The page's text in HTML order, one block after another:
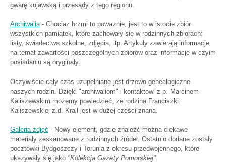
gwarę kujawską i przesądy z tego regionu.
Archiwalia- Chociaż brzmi to poważnie, jest to w istocie zbiór
wszystkich pamiątek, które zachowały się w rodzinnych zbiorach:
listy, świadectwa szkolne, zdjęcia, itp. Artykuły zawierają informacje
na temat zawartości poszczególnych zbiorów oraz informacje w czyim
posiadaniu są oryginały.
Oczywiście cały czas uzupełniane jest drzewo genealogiczne
naszych rodzin. Dzięki "archiwaliom" i kontaktowi z p. Marcinem
Kaliszewskim możemy powiedzieć, że rodzina Franciszki
Kaliszewskiej z.d. Krall jest w dużej części znana.
Galeria zdjęć - Nowy element, gdzie znaleźć można ciekawe
materiały zeskanowane z rodzinnych źródeł. Ostatnio dodane zostały
pocztówki Bydgoszczy i Torunia z okresu przedwojennego, które
ukazywały się jako "Kolekcja Gazety Pomorskiej"